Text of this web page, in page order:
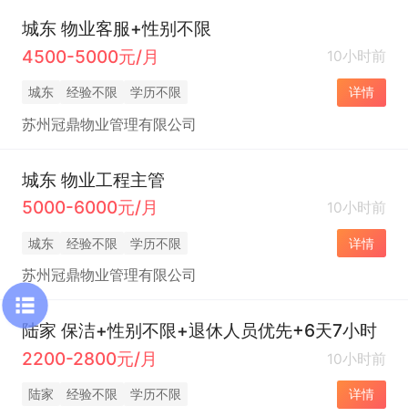
城东 物业客服+性别不限
4500-5000元/月
10小时前
城东 经验不限 学历不限 详情
苏州冠鼎物业管理有限公司
城东 物业工程主管
5000-6000元/月
10小时前
城东 经验不限 学历不限 详情
苏州冠鼎物业管理有限公司
陆家 保洁+性别不限+退休人员优先+6天7小时
2200-2800元/月
10小时前
陆家 经验不限 学历不限 详情